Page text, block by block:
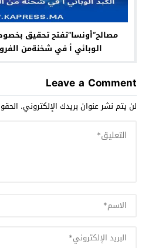
مصالح”أونسا”تفتح تحقيق
الوبائي أ في شخنةمن
Leave a Comment
لن يتم نشر عنوان بريدك الإلكتروني.